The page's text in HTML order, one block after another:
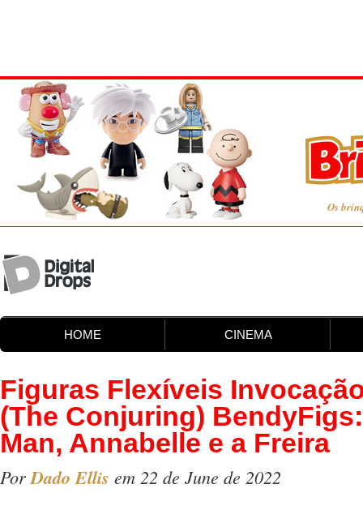
Os
HOME CINEMA
Figuras Flexíveis
(The Conjuring)
Man, Annabelle e a Freira
PorDado Ellis em 22 de June de 2022